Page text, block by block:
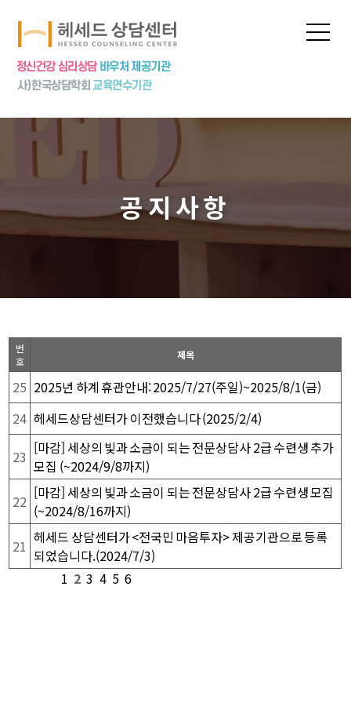
프로그램
심리상담
심리검사
놀이치료
집단상담
상담수련
상담신청
공지사항
번
호
제목
25 2025년 하계 휴관안내: 2025/7/27(주일)~2025/8/1(금)
24 헤세드상담센터가 이전했습니다 (2025/2/4)
23 [마감] 세상의 빛과 소금이 되는 전문상담사 2급 수련생 추가
모집 (~2024/9/8까지)
22 [마감] 세상의 빛과 소금이 되는 전문상담사 2급 수련생 모집
(~2024/8/16까지)
21 헤세드 상담센터가 <전국민 마음투자> 제공기관으로 등록
되었습니다.(2024/7/3)
1 2 3 4 5 6